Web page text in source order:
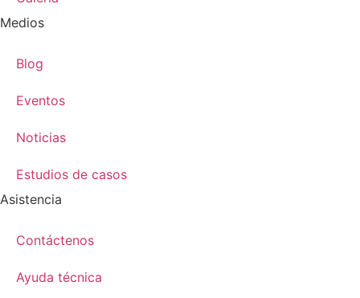
Medios
Blog
Eventos
Noticias
Estudios de casos
Asistencia
Contáctenos
Ayuda técnica